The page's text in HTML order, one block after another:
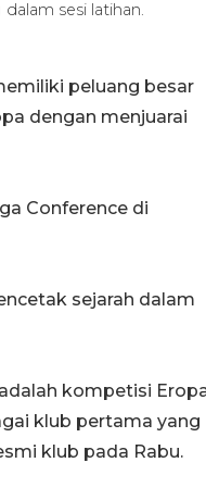
sesi latihan.
peluang besar
dengan menjuarai
Conference di
sejarah dalam
kompetisi
klub pertama yang
klub pada Rabu.